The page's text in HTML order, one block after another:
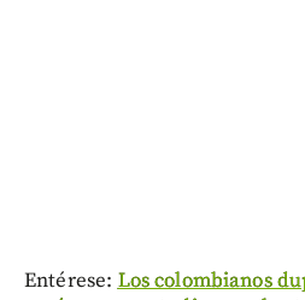
Entérese: Los colombianos